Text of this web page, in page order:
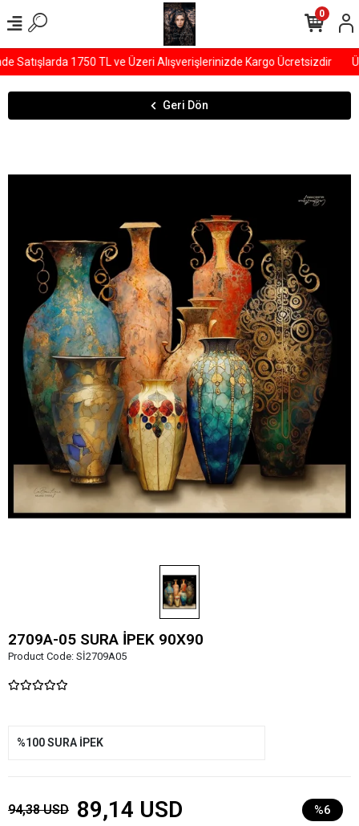
Satışlarda 1750 TL ve Üzeri Alışverişlerinizde Kargo Ücretsizdir
0
Geri Dön
2709A-05 SURA İPEK 90X90
Product Code: Sİ2709A05
%100 SURA İPEK
94,38 USD 89,14 USD %6